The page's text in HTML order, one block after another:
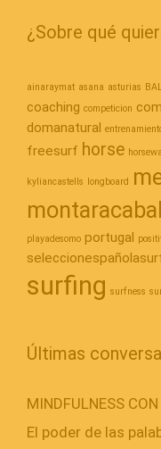
¿Sobre qué
ainaraymat asana asturias
coaching competicion
domanatural
freesurf horse
kyliancastells longboard
playadesomo portugal
surfing surfness
Últimas
MINDFULNESS
El poder de las